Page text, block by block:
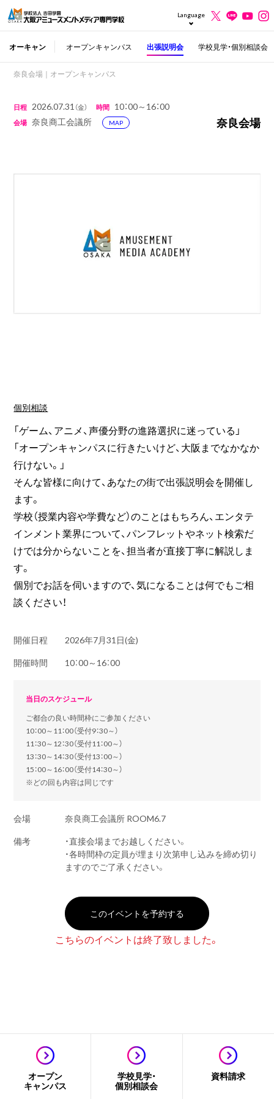
Language
オーキャン オープンキャンパス 出張説明会 学校見学・個別相談会
奈良会場｜オープンキャンパス
日程 2026.07.31（金） 時間 10：00～16：00
会場 奈良商工会議所 MAP 奈良会場
個別相談
「ゲーム、アニメ、声優分野の進路選択に迷っている」
「オープンキャンパスに行きたいけど、大阪までなかなか
行けない。」
そんな皆様に向けて、あなたの街で出張説明会を開催し
ます。
学校（授業内容や学費など）のことはもちろん、エンタテ
インメント業界について、パンフレットやネット検索だ
けでは分からないことを、担当者が直接丁寧に解説しま
す。
個別でお話を伺いますので、気になることは何でもご相
談ください！
開催日程
2026年7月31日(金)
開催時間
10：00～16：00
当日のスケジュール
ご都合の良い時間枠にご参加ください
10：00～11：00（受付9：30～）
11：30～12：30（受付11：00～）
13：30～14：30（受付13：00～）
15：00～16：00（受付14：30～）
※どの回も内容は同じです
会場
奈良商工会議所 ROOM6.7
備考
・直接会場までお越しください。
・各時間枠の定員が埋まり次第申し込みを締め切り
ますのでご了承ください。
このイベントを予約する
こちらのイベントは終了致しました。
オープン
キャンパス
学校見学・
個別相談会
資料請求